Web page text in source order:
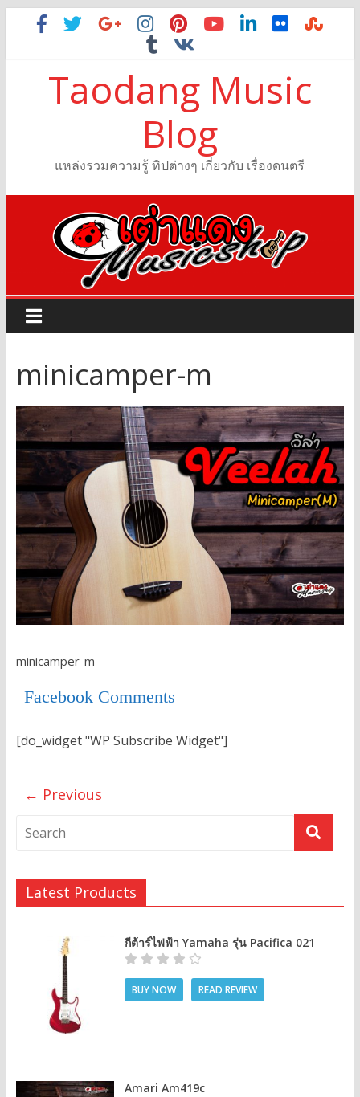
Taodang Music
Blog
แหล่งรวมความรู้ ทิปต่างๆ เกี่ยวกับ เรื่องดนตรี
minicamper-m
minicamper-m
Facebook Comments
[do_widget "WP Subscribe Widget"]
← Previous
Latest Products
กีต้าร์ไฟฟ้า Yamaha รุ่น Pacifica 021
BUY NOW READ REVIEW
Amari Am419c